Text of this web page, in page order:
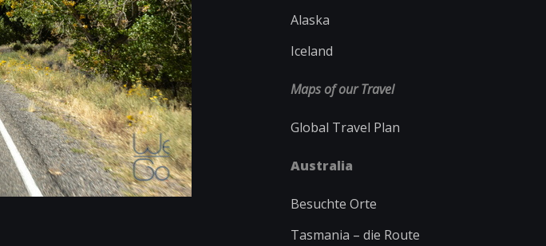
Alaska
Iceland
Maps of our Travel
Global Travel Plan
Australia
Besuchte Orte
Tasmania – die Route